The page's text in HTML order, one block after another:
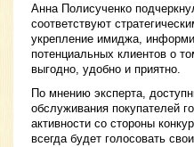
Анна Полисученко
соответствуют
укрепление имиджа,
потенциальных клиентов о
выгодно, удобно и приятно.
По мнению эксперта,
обслуживания покупателей
активности со стороны
всегда будет голосовать